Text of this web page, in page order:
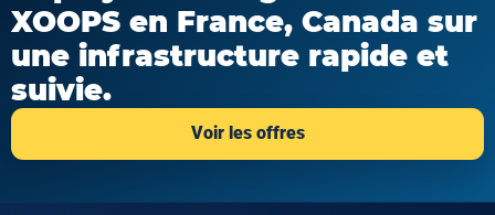
XOOPS en France, Canada sur
une infrastructure rapide et
suivie.
Voir les offres